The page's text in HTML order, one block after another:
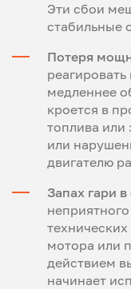
Эти сбои
стабильные
Потеря
реагировать
медленнее
кроется в
топлива или
или
двигателю
Запах гари
мотора или
действием
начинает